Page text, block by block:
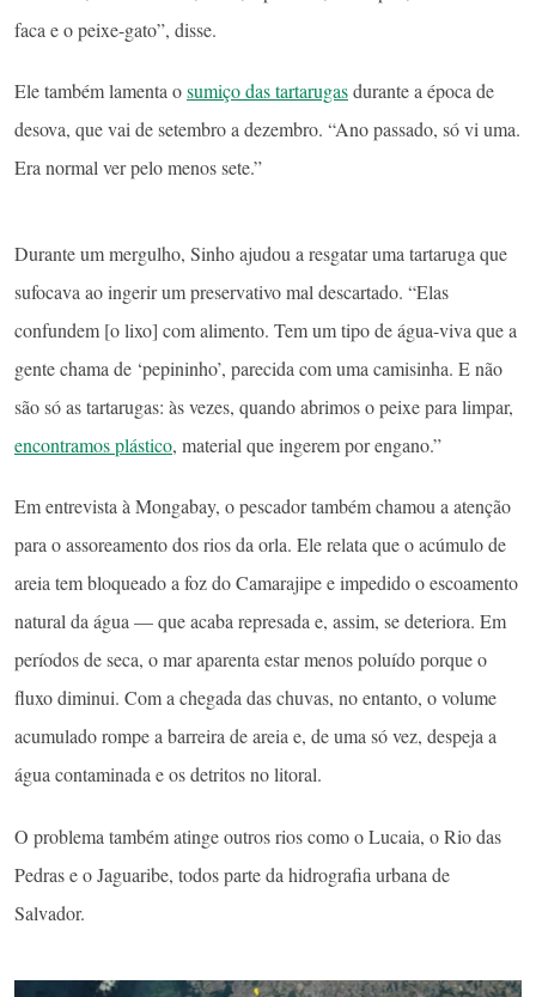
faca e o peixe-gato”, disse.
Ele também lamenta osumiço das tartarugasdurante a época de
desova, que vai de setembro a dezembro. “Ano passado, só vi uma.
Era normal ver pelo menos sete.”
Durante um mergulho, Sinho ajudou a resgatar uma tartaruga que
sufocava ao ingerir um preservativo mal descartado. “Elas
confundem [o lixo] com alimento. Tem um tipo de água-viva que a
gente chama de ‘pepininho’, parecida com uma camisinha. E não
são só as tartarugas: às vezes, quando abrimos o peixe para limpar,
encontramos plástico, material que ingerem por engano.”
Em entrevista à Mongabay, o pescador também chamou a atenção
para o assoreamento dos rios da orla. Ele relata que o acúmulo de
areia tem bloqueado a foz do Camarajipe e impedido o escoamento
natural da água — que acaba represada e, assim, se deteriora. Em
períodos de seca, o mar aparenta estar menos poluído porque o
fluxo diminui. Com a chegada das chuvas, no entanto, o volume
acumulado rompe a barreira de areia e, de uma só vez, despeja a
água contaminada e os detritos no litoral.
O problema também atinge outros rios como o Lucaia, o Rio das
Pedras e o Jaguaribe, todos parte da hidrografia urbana de
Salvador.